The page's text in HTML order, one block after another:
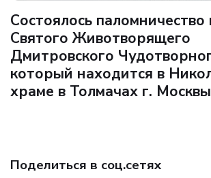
Поделиться в соц.сетях
Состоялось
Святого Животворящего
Дмитровского
который находится в
храме в Толмачах г. Москвы